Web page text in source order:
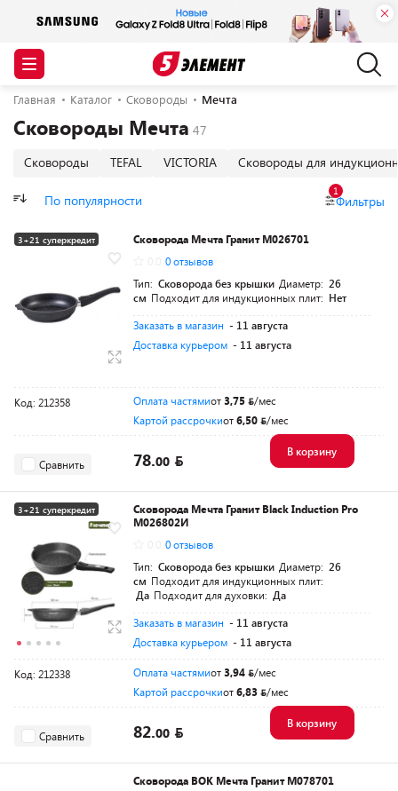
Главная Каталог Сковороды Мечта
Сковороды Мечта
Сковороды TEFAL VICTORIA Сковороды для
По популярности Фильтры
1
3+21 суперкредит
Сковорода Мечта Гранит M026701
0 отзывов
Тип: Сковорода без крышки Диаметр: 26
см Подходит для индукционных плит: Нет
Заказать в магазин - 11 августа
Доставка курьером - 11 августа
Код: 212358 Оплата частямиот3,75
/мес
Картой рассрочкиот6,50 /мес
Сравнить 78.00
В корзину
3+21 суперкредит
Сковорода Мечта Гранит Black Induction Pro
M026802И
0 отзывов
Тип: Сковорода без крышки Диаметр: 26
см Подходит для индукционных плит:
Да Подходит для духовки: Да
Заказать в магазин - 11 августа
Доставка курьером - 11 августа
Код: 212338 Оплата частямиот3,94
/мес
Картой рассрочкиот6,83 /мес
Сравнить 82.00
В корзину
Сковорода ВОК Мечта Гранит M078701